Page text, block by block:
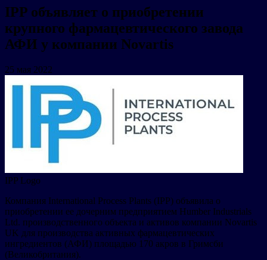
IPP объявляет о приобретении
крупного фармацевтического завода
АФИ у компании Novartis
25 мая 2022
IPP Logo
Компания International Process Plants (IPP) объявила о
приобретении ее дочерним предприятием Humber Industrials
Ltd. производственного объекта и активов компании Novartis
UK для производства активных фармацевтических
ингредиентов (АФИ) площадью 170 акров в Гримсби
(Великобритания).